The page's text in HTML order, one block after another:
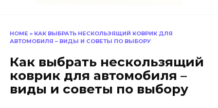
HOME » КАК ВЫБРАТЬ НЕСКОЛЬЗЯЩИЙ КОВРИК ДЛЯ
АВТОМОБИЛЯ – ВИДЫ И СОВЕТЫ ПО ВЫБОРУ
Как выбрать нескользящий
коврик для автомобиля –
виды и советы по выбору